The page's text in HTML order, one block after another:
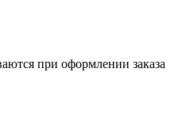
при оформлении заказа